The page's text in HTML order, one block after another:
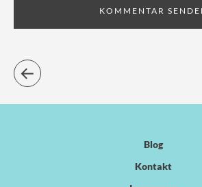
Blog
Kontakt